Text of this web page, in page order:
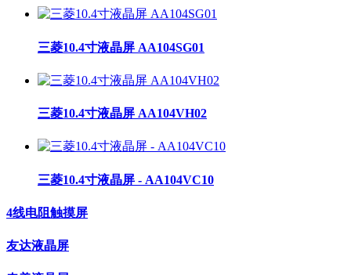
三菱10.4寸液晶屏 AA104SG01
三菱10.4寸液晶屏 AA104VH02
三菱10.4寸液晶屏 - AA104VC10
4线电阻触摸屏
友达液晶屏